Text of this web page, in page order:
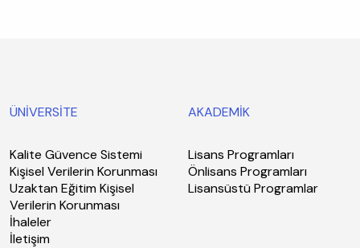
ÜNİVERSİTE
Kalite Güvence Sistemi
Kişisel Verilerin Korunması
Uzaktan Eğitim Kişisel
Verilerin Korunması
İhaleler
İletişim
AKADEMİK
Lisans Programları
Önlisans Programları
Lisansüstü Programlar